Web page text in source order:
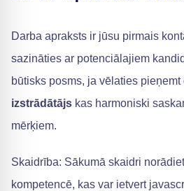
Darba apraksts ir jūsu pirmais
sazināties ar potenciālajiem
būtisks posms, ja vēlaties pieņemt
izstrādātājs kas harmoniski
mērķiem.
Skaidrība: Sākumā skaidri
kompetencē, kas var ietvert